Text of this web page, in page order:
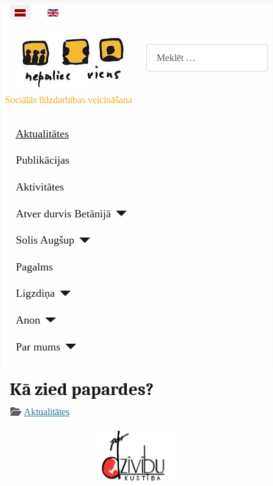
Izvēlieties valodu
Sociālās līdzdarbības veicināšana
Aktualitātes
Publikācijas
Aktivitātes
Atver durvis Betānijā
Solis Augšup
Pagalms
Ligzdiņa
Anon
Par mums
Kā zied papardes?
Aktualitātes